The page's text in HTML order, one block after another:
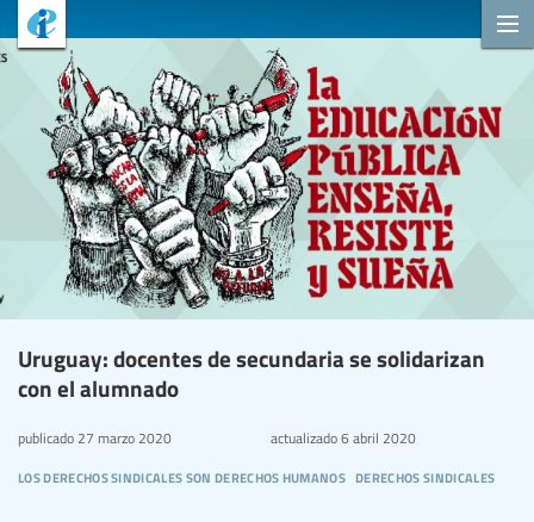
Uruguay: docentes de secundaria se solidarizan
con el alumnado
los derechos sindicales son derechos humanos derechos sindicales
publicado 27 marzo 2020 actualizado6 abril 2020